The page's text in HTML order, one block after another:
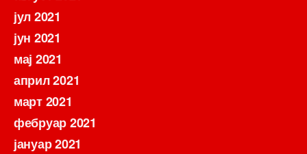
јул 2021
јун 2021
мај 2021
април 2021
март 2021
фебруар 2021
јануар 2021